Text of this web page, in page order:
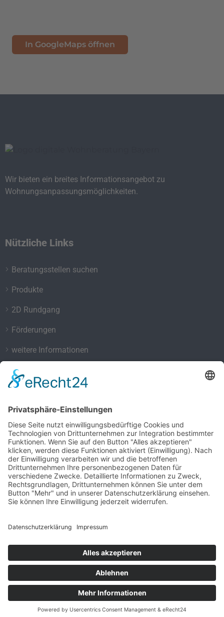
In GoogleMaps öffnen
Wir bieten ein breites Informationsangebot zu
Wohnungsanpassungsmöglichkeiten.
Nützliche Links
Beratungsstellen suchen
Produkte
2D Rundgang
Förderungen
weitere Informationen
© 2025 - Alle Rechte vorbehalten.
Impressum
Datenschutzerklärung
Erklärung zur Barrierefreiheit